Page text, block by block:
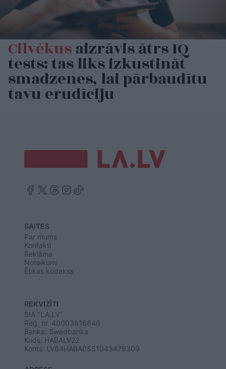
Cilvēkusaizrāvis ātrs IQ
tests: tas liks izkustināt
smadzenes, lai pārbaudītu
tavu erudīciju
SAITES
Par mums
Kontakti
Reklāma
Noteikumi
Ētikas kodekss
REKVIZĪTI
SIA "LA.LV"
Reģ. nr. 40003616846
Banka: Swedbanka
Kods: HABALV22
Konts: LV64HABA0551043479309